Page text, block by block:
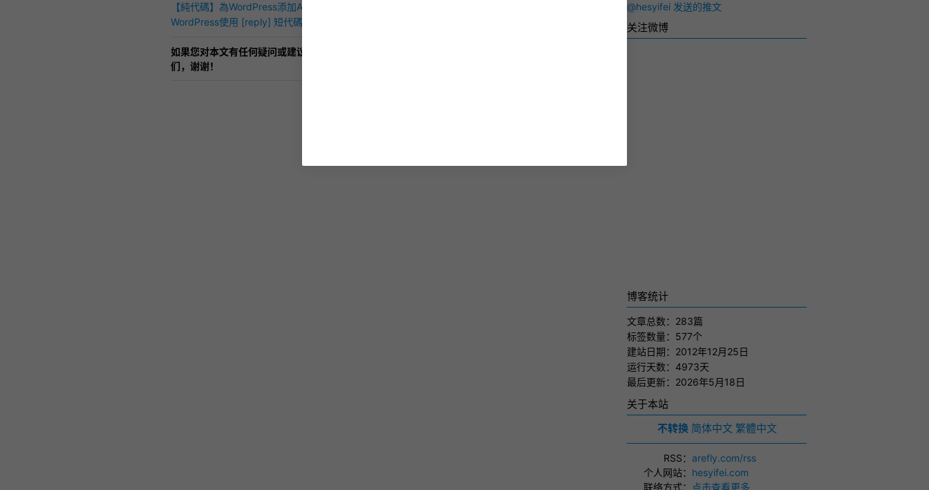
【純代碼】為WordPress添加AJAX無刷新之評
論分頁功能
WordPress使用 [reply] 短代碼添加「回覆後可
如果您对本文有任何疑问或建议，欢迎发送邮件至
们，谢谢！
@hesyifei 发送的推文
关注微博
博客统计
文章总数：283篇
标签数量：577个
建站日期：2012年12月25日
运行天数：4973天
最后更新：2026年5月18日
关于本站
不转换 简体中文 繁體中文
RSS： arefly.com/rss
个人网站： hesyifei.com
联络方式： 点击查看更多